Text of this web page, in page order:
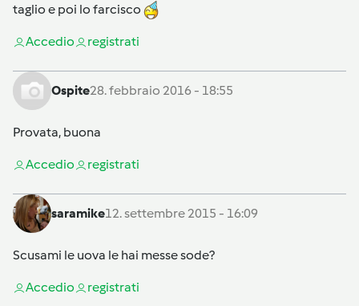
taglio e poi lo farcisco
Accedio registrati
Ospite28. febbraio 2016 - 18:55
Provata, buona
Accedio registrati
saramike12. settembre 2015 - 16:09
Scusami le uova le hai messe sode?
Accedio registrati